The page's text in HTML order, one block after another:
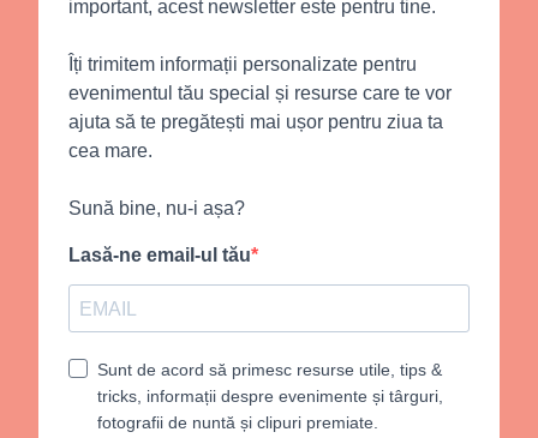
important, acest newsletter este pentru tine.
Îți trimitem informații personalizate pentru
evenimentul tău special și resurse care te vor
ajuta să te pregătești mai ușor pentru ziua ta
cea mare.
Sună bine, nu-i așa?
Lasă-ne email-ul tău
Sunt de acord să primesc resurse utile, tips &
tricks, informații despre evenimente și târguri,
fotografii de nuntă și clipuri premiate.